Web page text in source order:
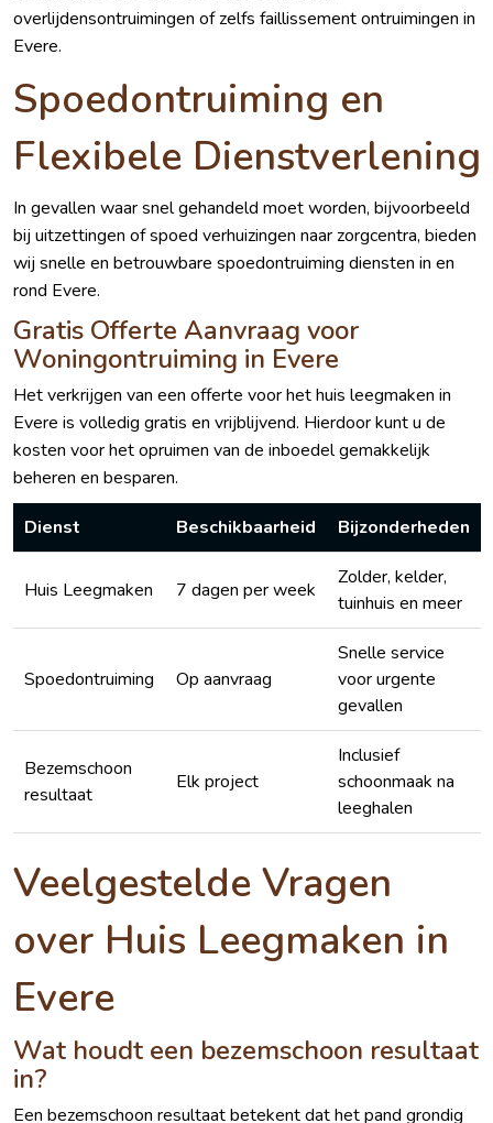
overlijdensontruimingen of zelfs faillissement ontruimingen in
Evere.
Spoedontruiming en
Flexibele Dienstverlening
In gevallen waar snel gehandeld moet worden, bijvoorbeeld
bij uitzettingen of spoed verhuizingen naar zorgcentra, bieden
wij snelle en betrouwbare spoedontruiming diensten in en
rond Evere.
Gratis Offerte Aanvraag voor
Woningontruiming in Evere
Het verkrijgen van een offerte voor het huis leegmaken in
Evere is volledig gratis en vrijblijvend. Hierdoor kunt u de
kosten voor het opruimen van de inboedel gemakkelijk
beheren en besparen.
Dienst Beschikbaarheid Bijzonderheden
Huis Leegmaken 7 dagen per week
Zolder, kelder,
tuinhuis en meer
Spoedontruiming Op aanvraag
Snelle service
voor urgente
gevallen
Bezemschoon
resultaat
Elk project
Inclusief
schoonmaak na
leeghalen
Veelgestelde Vragen
over Huis Leegmaken in
Evere
Wat houdt een bezemschoon resultaat
in?
Een bezemschoon resultaat betekent dat het pand grondig